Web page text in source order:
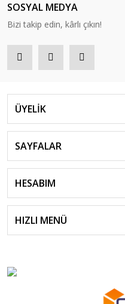
SOSYAL MEDYA
Bizi takip edin, kârlı çıkın!
ÜYELİK
SAYFALAR
HESABIM
HIZLI MENÜ